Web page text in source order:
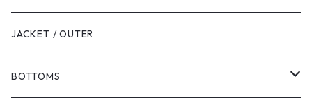
JACKET / OUTER
BOTTOMS